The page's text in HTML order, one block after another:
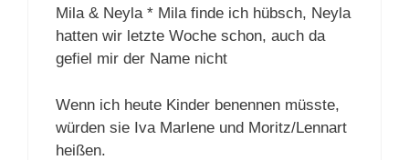
Mila & Neyla * Mila finde ich hübsch, Neyla
hatten wir letzte Woche schon, auch da
gefiel mir der Name nicht
Wenn ich heute Kinder benennen müsste,
würden sie Iva Marlene und Moritz/Lennart
heißen.